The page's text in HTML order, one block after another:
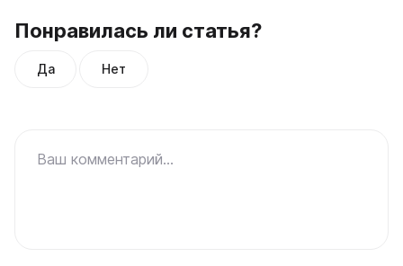
Понравилась ли статья?
Да Нет
Ваш комментарий...